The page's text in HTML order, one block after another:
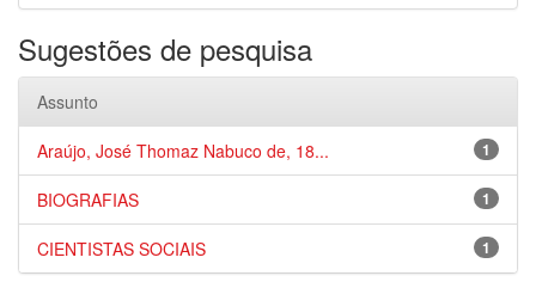
Sugestões de pesquisa
Assunto
1
Araújo, José Thomaz Nabuco de, 18...
1
BIOGRAFIAS
1
CIENTISTAS SOCIAIS